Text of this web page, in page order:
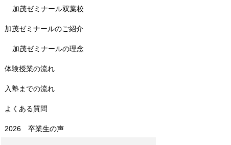
加茂ゼミナール双葉校
加茂ゼミナールのご紹介
加茂ゼミナールの理念
体験授業の流れ
入塾までの流れ
よくある質問
2026 卒業生の声